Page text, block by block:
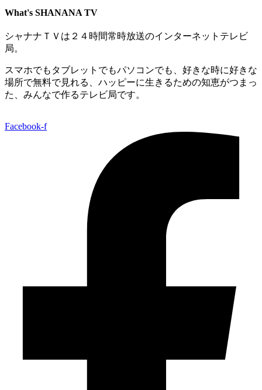
What's SHANANA TV
シャナナＴＶは２４時間常時放送のインターネットテレビ
局。
スマホでもタブレットでもパソコンでも、好きな時に好きな
場所で無料で見れる、 ハッピーに生きるための知恵がつまっ
た、みんなで作るテレビ局です。
Facebook-f